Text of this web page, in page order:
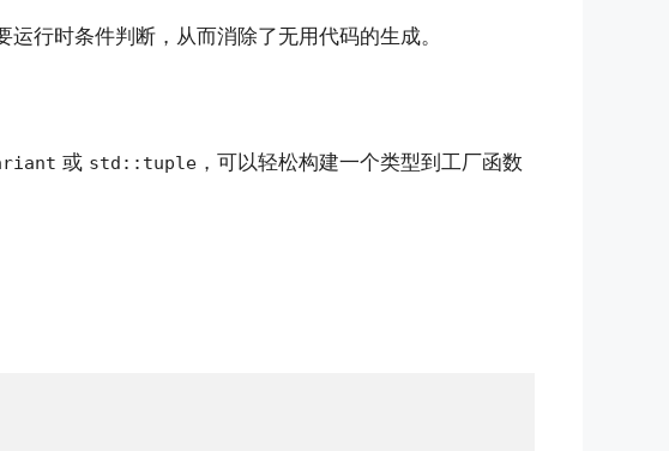
运行时条件判断，从而消除了无用代码的生成。
或 std::tuple ，可以轻松构建一个类型到工厂函数